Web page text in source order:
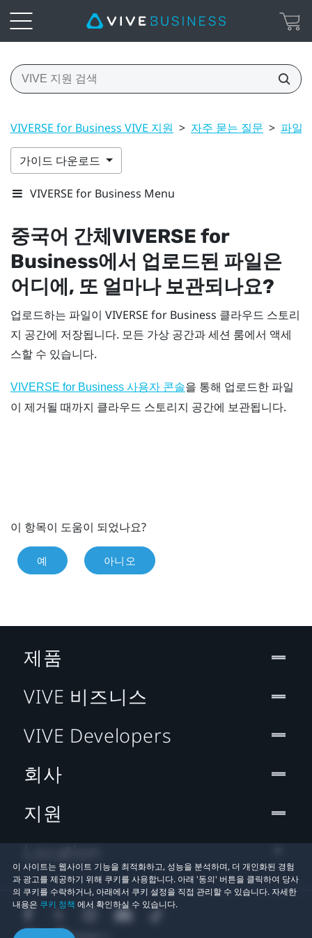
VIVERSE for Business VIVE 지원 > 자주 묻는 질문 > 파일
가이드 다운로드
VIVERSE for Business Menu
중국어 간체VIVERSE for
Business에서 업로드된 파일은
어디에, 또 얼마나 보관되나요?
업로드하는 파일이 VIVERSE for Business 클라우드 스토리
지 공간에 저장됩니다. 모든 가상 공간과 세션 룸에서 액세
스할 수 있습니다.
VIVERSE for Business 사용자 콘솔을 통해 업로드한 파일
이 제거될 때까지 클라우드 스토리지 공간에 보관됩니다.
이 항목이 도움이 되었나요?
예 아니오
이 사이트는 웹사이트 기능을 최적화하고, 성능을 분석하며, 더 개인화된 경험
과 광고를 제공하기 위해 쿠키를 사용합니다. 아래 '동의' 버튼을 클릭하여 당사
의 쿠키를 수락하거나, 아래에서 쿠키 설정을 직접 관리할 수 있습니다. 자세한
내용은 쿠키 정책 에서 확인하실 수 있습니다.
제품
VIVE 비즈니스
VIVE Developers
회사
지원
Location